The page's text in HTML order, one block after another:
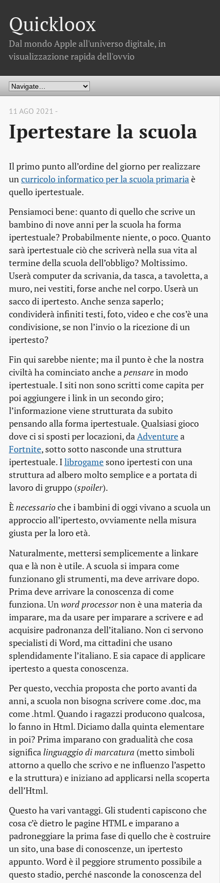
Quickloox
Dal mondo Apple all'universo digitale, in
visualizzazione rapida dell'ovvio
11 AGO 2021 -
Ipertestare la scuola
Il primo punto all’ordine del giorno per realizzare
uncurricolo informatico per la scuola primariaè
quello ipertestuale.
Pensiamoci bene: quanto di quello che scrive un
bambino di nove anni per la scuola ha forma
ipertestuale? Probabilmente niente, o poco. Quanto
sarà ipertestuale ciò che scriverà nella sua vita al
termine della scuola dell’obbligo? Moltissimo.
Userà computer da scrivania, da tasca, a tavoletta, a
muro, nei vestiti, forse anche nel corpo. Userà un
sacco di ipertesto. Anche senza saperlo;
condividerà infiniti testi, foto, video e che cos’è una
condivisione, se non l’invio o la ricezione di un
ipertesto?
Fin qui sarebbe niente; ma il punto è che la nostra
civiltà ha cominciato anche a pensarein modo
ipertestuale. I siti non sono scritti come capita per
poi aggiungere i link in un secondo giro;
l’informazione viene strutturata da subito
pensando alla forma ipertestuale. Qualsiasi gioco
dove ci si sposti per locazioni, daAdventurea
Fortnite, sotto sotto nasconde una struttura
ipertestuale. Ilibrogame sono ipertesti con una
struttura ad albero molto semplice e a portata di
lavoro di gruppo (spoiler).
Ènecessarioche i bambini di oggi vivano a scuola un
approccio all’ipertesto, ovviamente nella misura
giusta per la loro età.
Naturalmente, mettersi semplicemente a linkare
qua e là non è utile. A scuola si impara come
funzionano gli strumenti, ma deve arrivare dopo.
Prima deve arrivare la conoscenza di come
funziona. Un word processornon è una materia da
imparare, ma da usare per imparare a scrivere e ad
acquisire padronanza dell’italiano. Non ci servono
specialisti di Word, ma cittadini che usano
splendidamente l’italiano. E sia capace di applicare
ipertesto a questa conoscenza.
Per questo, vecchia proposta che porto avanti da
anni, a scuola non bisogna scrivere come .doc, ma
come .html. Quando i ragazzi producono qualcosa,
lo fanno in Html. Diciamo dalla quinta elementare
in poi? Prima imparano con gradualità che cosa
significa linguaggio di marcatura (metto simboli
attorno a quello che scrivo e ne influenzo l’aspetto
e la struttura) e iniziano ad applicarsi nella scoperta
dell’Html.
Questo ha vari vantaggi. Gli studenti capiscono che
cosa c’è dietro le pagine HTML e imparano a
padroneggiare la prima fase di quello che è costruire
un sito, una base di conoscenze, un ipertesto
appunto. Word è il peggiore strumento possibile a
questo stadio, perché nasconde la conoscenza del